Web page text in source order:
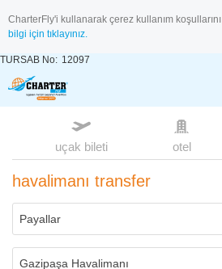
CharterFly'i kullanarak çerez kullanım
bilgi için tıklayınız.
TURSAB No: 12097
uçak bileti otel
havalimanı transfer